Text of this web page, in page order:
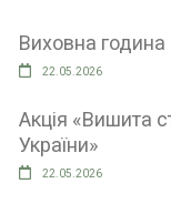
Виховна година
22.05.2026
Акція «Вишита
України»
22.05.2026